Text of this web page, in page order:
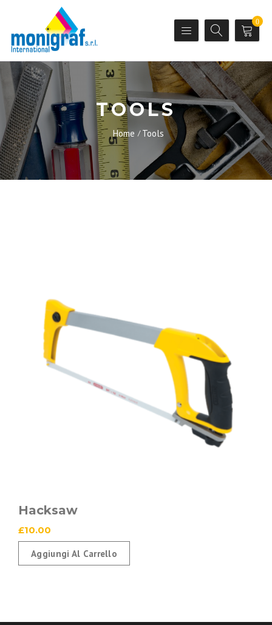
0
TOOLS
Home Tools
Hacksaw
£10.00
Aggiungi Al Carrello